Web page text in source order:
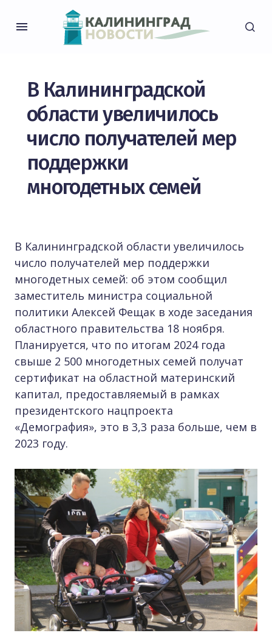
В Калининградской
области увеличилось
число получателей мер
поддержки
многодетных семей
В Калининградской области увеличилось
число получателей мер поддержки
многодетных семей: об этом сообщил
заместитель министра социальной
политики Алексей Фещак в ходе заседания
областного правительства 18 ноября.
Планируется, что по итогам 2024 года
свыше 2 500 многодетных семей получат
сертификат на областной материнский
капитал, предоставляемый в рамках
президентского нацпроекта
«Демография», это в 3,3 раза больше, чем в
2023 году.